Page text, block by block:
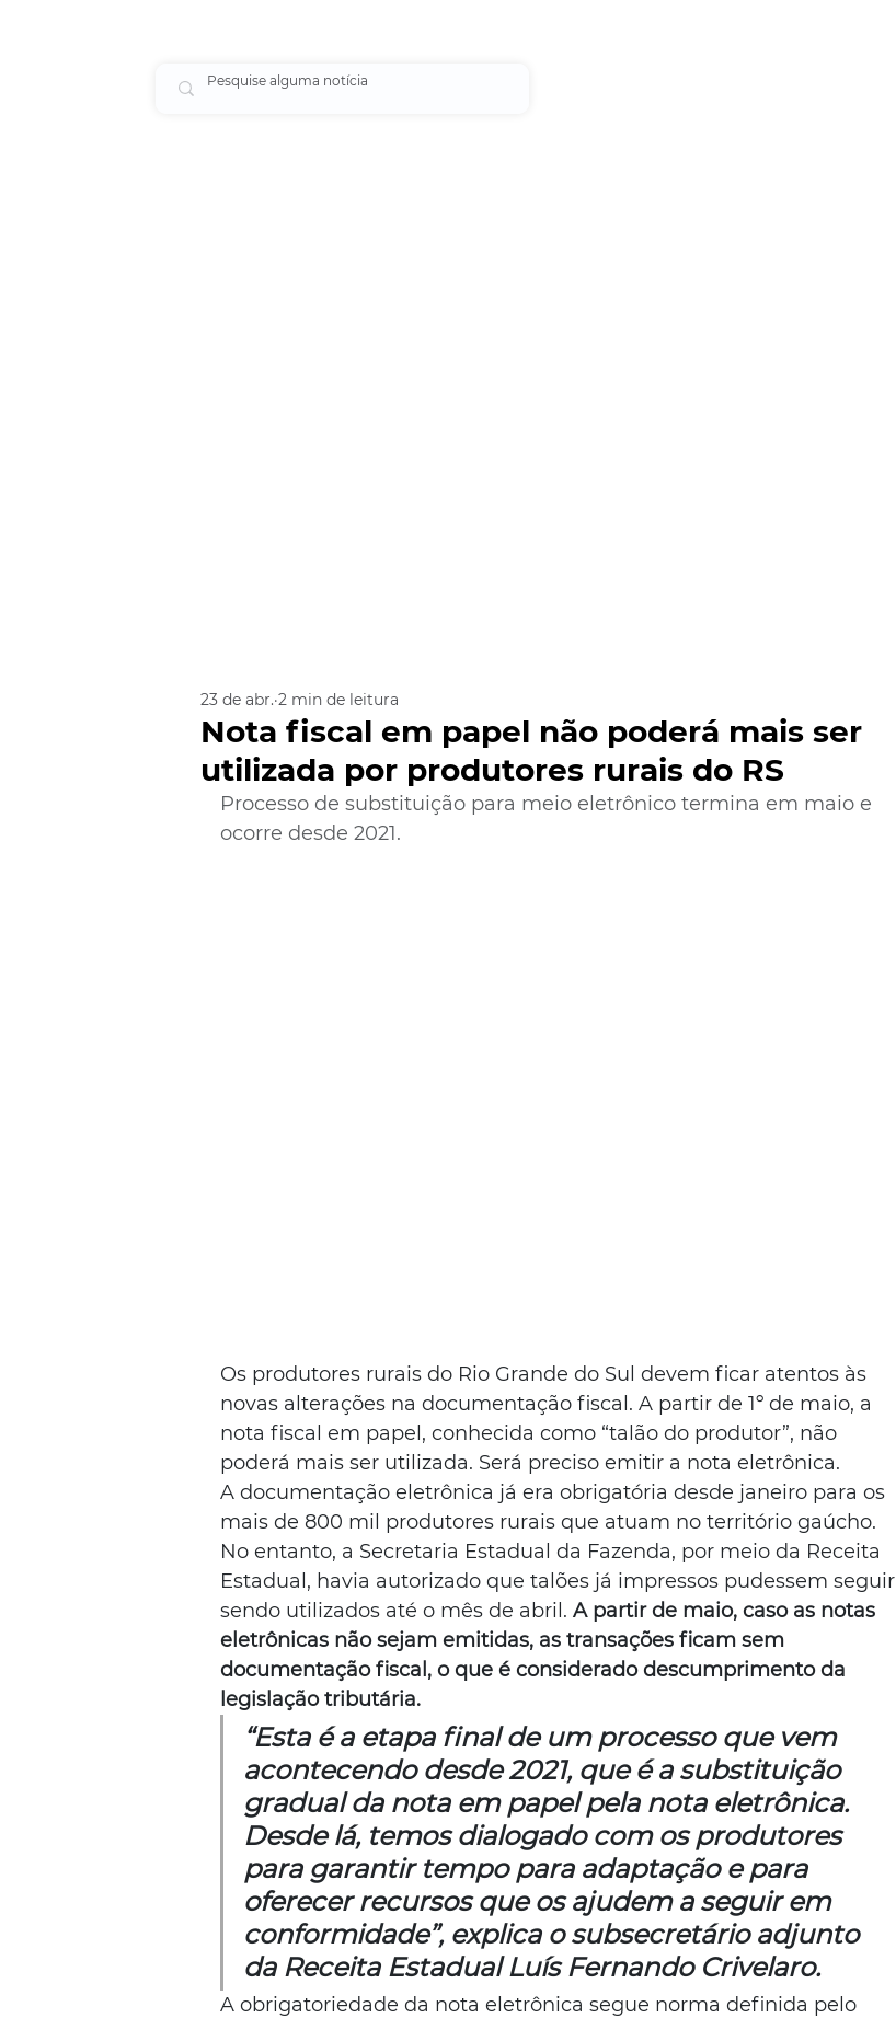
Nota fiscal em papel não poderá mais ser
utilizada por produtores rurais do RS
23 de abr. 2 min de leitura
Processo de substituição para meio eletrônico termina em maio e
ocorre desde 2021.
Os produtores rurais do Rio Grande do Sul devem ficar atentos às
novas alterações na documentação fiscal. A partir de 1º de maio, a
nota fiscal em papel, conhecida como “talão do produtor”, não
poderá mais ser utilizada. Será preciso emitir a nota eletrônica.
A documentação eletrônica já era obrigatória desde janeiro para os
mais de 800 mil produtores rurais que atuam no território gaúcho.
No entanto, a Secretaria Estadual da Fazenda, por meio da Receita
Estadual, havia autorizado que talões já impressos pudessem seguir
sendo utilizados até o mês de abril. A partir de maio, caso as notas
eletrônicas não sejam emitidas, as transações ficam sem
documentação fiscal, o que é considerado descumprimento da
legislação tributária.
“Esta é a etapa final de um processo que vem
acontecendo desde 2021, que é a substituição
gradual da nota em papel pela nota eletrônica.
Desde lá, temos dialogado com os produtores
para garantir tempo para adaptação e para
oferecer recursos que os ajudem a seguir em
conformidade”, explica o subsecretário adjunto
da Receita Estadual Luís Fernando Crivelaro.
A obrigatoriedade da nota eletrônica segue norma definida pelo